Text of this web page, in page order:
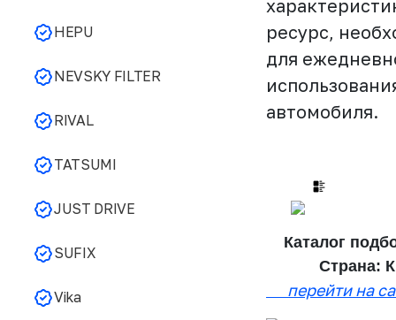
HEPU
NEVSKY FILTER
RIVAL
TATSUMI
JUST DRIVE
SUFIX
Vika
ресурс,
для
автомобиля.
Каталог
Страна:
перейти на